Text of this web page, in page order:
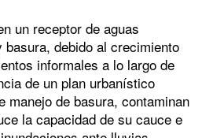
un receptor de aguas
debido al crecimiento
informales a lo largo de
de un plan urbanístico
manejo de basura, contaminan
la capacidad de su cauce e